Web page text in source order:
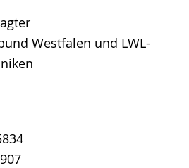
Westfalen und LWL-